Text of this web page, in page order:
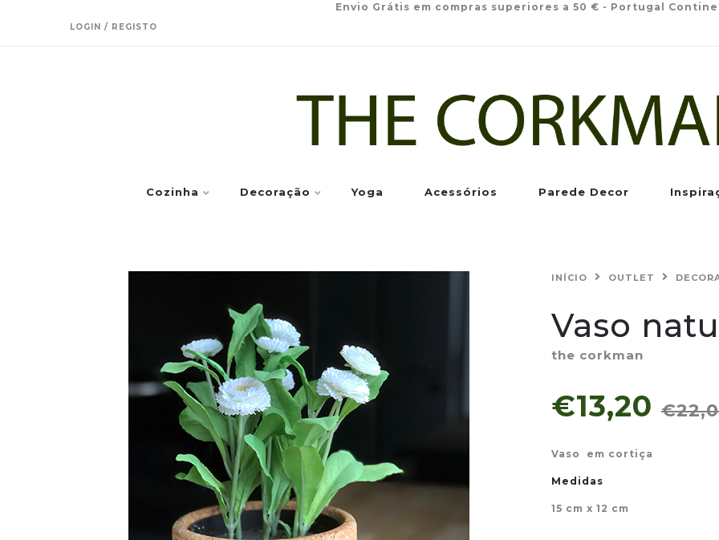
Envio Grátis em compras superiores a 50 € - Portugal
LOGIN / REGISTO
Cozinha Decoração Yoga Acessórios Parede Decor
INÍCIO OUTLET
Vaso
the corkman
€13,20
Vaso em cortiça
Medidas
15 cm x 12 cm